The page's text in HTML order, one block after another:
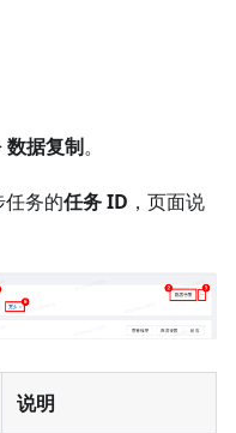
数据复制。
务的任务 ID ，页面说
说明